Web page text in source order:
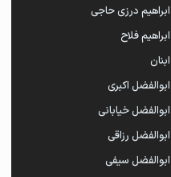
ابراهیم درزی حاجی
ابراهیم فلاح
ابنان
ابوالفضل اکبری
ابوالفضل خیابانی
ابوالفضل رزاقی
ابوالفضل سیفی